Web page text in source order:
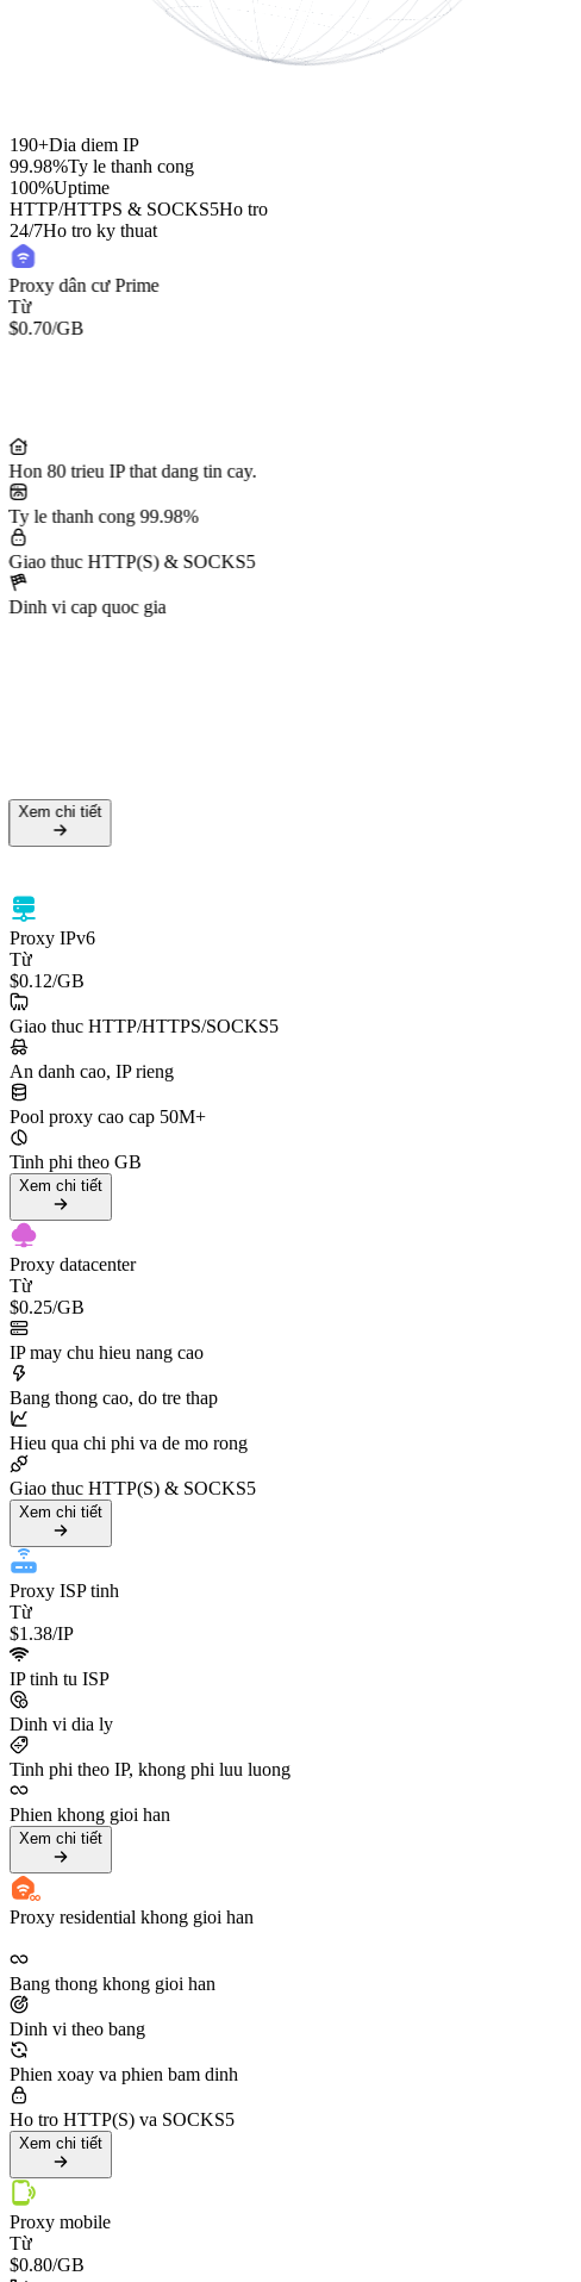
190+Dia diem IP
99.98%Ty le thanh cong
100%Uptime
HTTP/HTTPS & SOCKS5Ho tro
24/7Ho tro ky thuat
Proxy dân cư Prime
Từ
$0.70/GB
Hon 80 trieu IP that dang tin cay.
Ty le thanh cong 99.98%
Giao thuc HTTP(S) & SOCKS5
Dinh vi cap quoc gia
Xem chi tiết
Proxy IPv6
Từ
$0.12/GB
Giao thuc HTTP/HTTPS/SOCKS5
An danh cao, IP rieng
Pool proxy cao cap 50M+
Tinh phi theo GB
Xem chi tiết
Proxy datacenter
Từ
$0.25/GB
IP may chu hieu nang cao
Bang thong cao, do tre thap
Hieu qua chi phi va de mo rong
Giao thuc HTTP(S) & SOCKS5
Xem chi tiết
Proxy ISP tinh
Từ
$1.38/IP
IP tinh tu ISP
Dinh vi dia ly
Tinh phi theo IP, khong phi luu luong
Phien khong gioi han
Xem chi tiết
Proxy residential khong gioi han
Bang thong khong gioi han
Dinh vi theo bang
Phien xoay va phien bam dinh
Ho tro HTTP(S) va SOCKS5
Xem chi tiết
Proxy mobile
Từ
$0.80/GB